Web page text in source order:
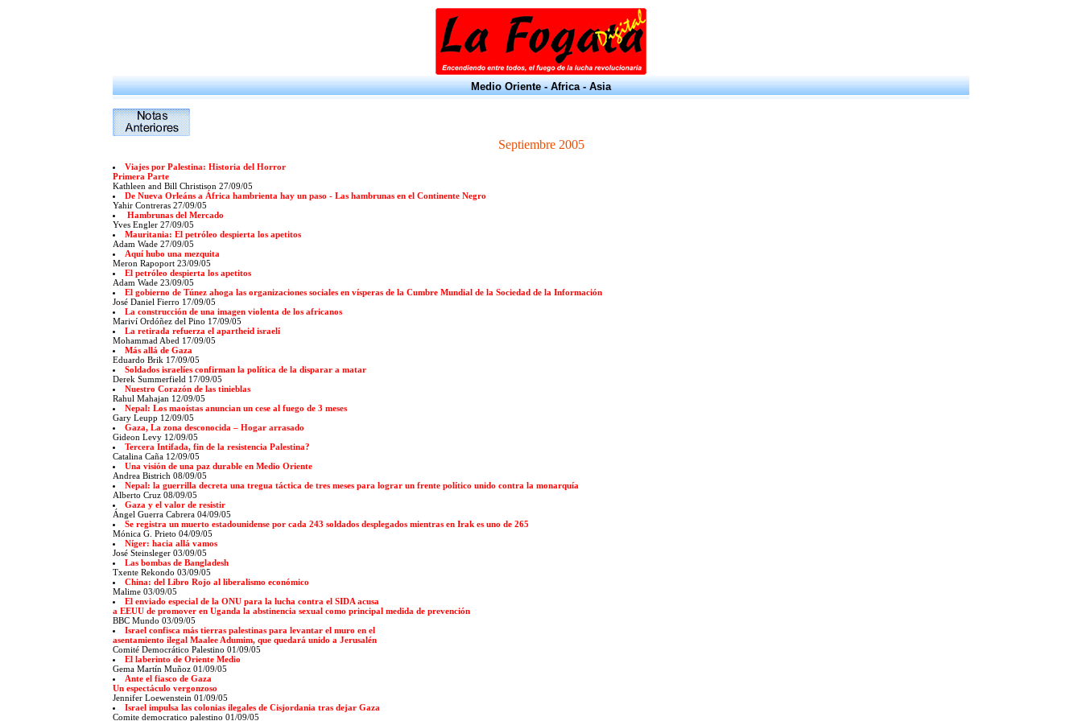
Medio Oriente - Africa - Asia
Septiembre 2005
Viajes por Palestina: Historia del Horror
Primera Parte
Kathleen and Bill Christison 27/09/05
De Nueva Orleáns a África hambrienta hay un paso - Las hambrunas en el Continente Negro
Yahir Contreras 27/09/05
Hambrunas del Mercado
Yves Engler 27/09/05
Mauritania: El petróleo despierta los apetitos
Adam Wade 27/09/05
Aquí hubo una mezquita
Meron Rapoport 23/09/05
El petróleo despierta los apetitos
Adam Wade 23/09/05
El gobierno de Túnez ahoga las organizaciones sociales en vísperas de la Cumbre Mundial de la Sociedad de la Información
José Daniel Fierro 17/09/05
La construcción de una imagen violenta de los africanos
Mariví Ordóñez del Pino 17/09/05
La retirada refuerza el apartheid israelí
Mohammad Abed 17/09/05
Más allá de Gaza
Eduardo Brik 17/09/05
Soldados israelíes confirman la política de la disparar a matar
Derek Summerfield 17/09/05
Nuestro Corazón de las tinieblas
Rahul Mahajan 12/09/05
Nepal: Los maoístas anuncian un cese al fuego de 3 meses
Gary Leupp 12/09/05
Gaza, La zona desconocida – Hogar arrasado
Gideon Levy 12/09/05
Tercera Intifada, fin de la resistencia Palestina?
Catalina Caña 12/09/05
Una visión de una paz durable en Medio Oriente
Andrea Bistrich 08/09/05
Nepal: la guerrilla decreta una tregua táctica de tres meses para lograr un frente político unido contra la monarquía
Alberto Cruz 08/09/05
Gaza y el valor de resistir
Ángel Guerra Cabrera 04/09/05
Se registra un muerto estadounidense por cada 243 soldados desplegados mientras en Irak es uno de 265
Mónica G. Prieto 04/09/05
Níger: hacia allá vamos
José Steinsleger 03/09/05
Las bombas de Bangladesh
Txente Rekondo 03/09/05
China: del Libro Rojo al liberalismo económico
Malime 03/09/05
El enviado especial de la ONU para la lucha contra el SIDA acusa
a EEUU de promover en Uganda la abstinencia sexual como principal medida de prevención
BBC Mundo 03/09/05
Israel confisca más tierras palestinas para levantar el muro en el
asentamiento ilegal Maalee Adumim, que quedará unido a Jerusalén
Comité Democrático Palestino 01/09/05
El laberinto de Oriente Medio
Gema Martín Muñoz 01/09/05
Ante el fiasco de Gaza
Un espectáculo vergonzoso
Jennifer Loewenstein 01/09/05
Israel impulsa las colonias ilegales de Cisjordania tras dejar Gaza
Comite democratico palestino 01/09/05